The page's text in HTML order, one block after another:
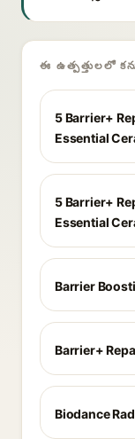
ఈ ఉత్పత్తులలో
5 Barrier+
Essential
5 Barrier+
Essential
Barrier
Barrier+
Biodance